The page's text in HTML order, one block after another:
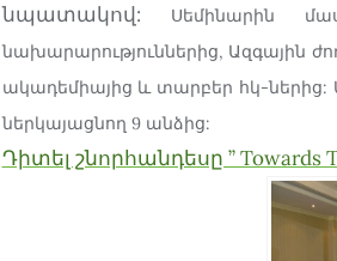
նպատակով:
Սեմինարին
նախարարություններից, Ազգային
ակադեմիայից և տարբեր հկ-ներից:
ներկայացնող 9 անձից:
Դիտել շնորհանդեսը ” Towards